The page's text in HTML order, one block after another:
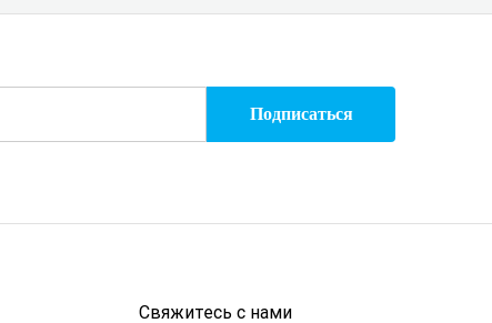
Свяжитесь с нами